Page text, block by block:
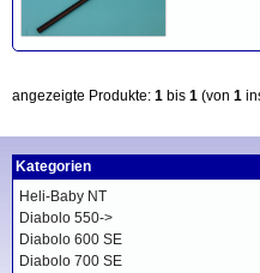
angezeigte Produkte: 1 bis 1 (von 1
Kategorien
Heli-Baby NT
Diabolo 550->
Diabolo 600 SE
Diabolo 700 SE